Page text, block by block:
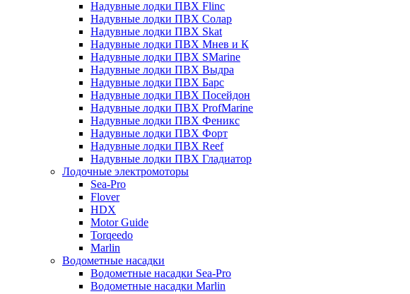
Надувные лодки ПВХ Flinc
Надувные лодки ПВХ Солар
Надувные лодки ПВХ Skat
Надувные лодки ПВХ Мнев и К
Надувные лодки ПВХ SMarine
Надувные лодки ПВХ Выдра
Надувные лодки ПВХ Барс
Надувные лодки ПВХ Посейдон
Надувные лодки ПВХ ProfMarine
Надувные лодки ПВХ Феникс
Надувные лодки ПВХ Форт
Надувные лодки ПВХ Reef
Надувные лодки ПВХ Гладиатор
Лодочные электромоторы
Sea-Pro
Flover
HDX
Motor Guide
Torqeedo
Marlin
Водометные насадки
Водометные насадки Sea-Pro
Водометные насадки Marlin